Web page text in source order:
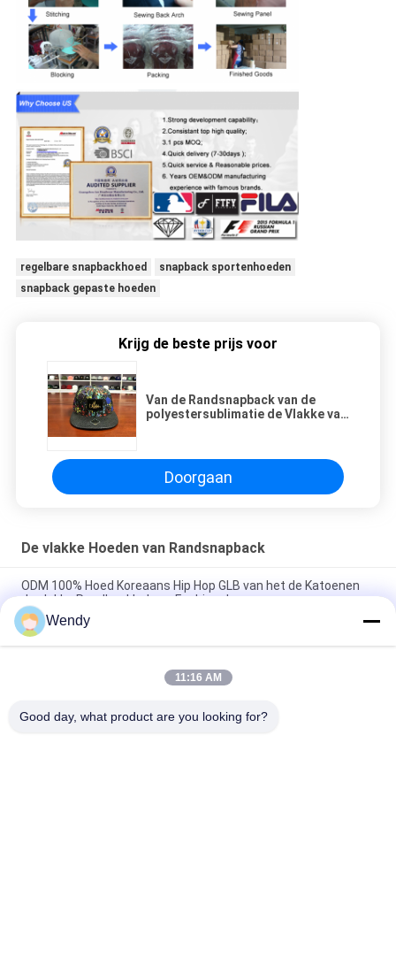
regelbare snapbackhoed
snapback sportenhoeden
snapback gepaste hoeden
Krijg de beste prijs voor
Van de Randsnapback van de
polyestersublimatie de Vlakke van
Vrachtwagenchauffeur GLB
Doorgaan
De vlakke Hoeden van Randsnapback
ODM 100% Hoed Koreaans Hip Hop GLB van het de Katoenen
de vlakke Randhonkbal van Fashional
De katoenen Vlakke 3D Geborduurde Snapback Hoeden van Bill
Gorras voor Mensen
Customized Design black embroidery national flag special
Wendy
11:16 AM
Good day, what product are you looking for?